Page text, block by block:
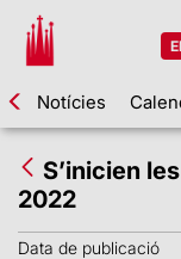
Notícies
S’inicien
2022
Data de publicació